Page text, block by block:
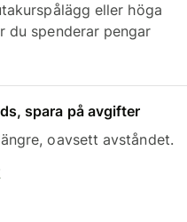
eller höga
du spenderar pengar
spara på avgifter
oavsett avståndet.